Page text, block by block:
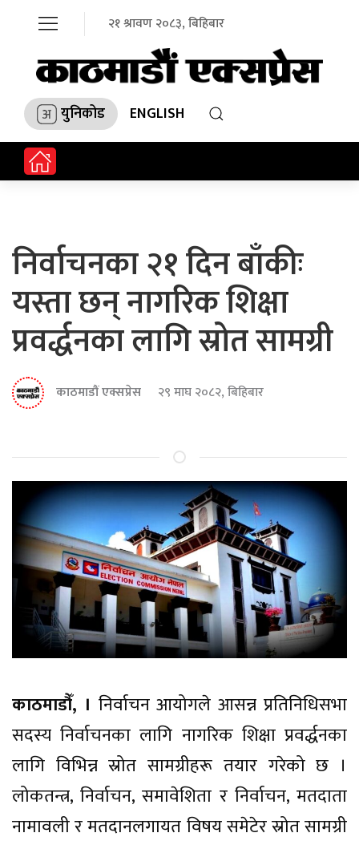
२१ श्रावण २०८३, बिहिबार
युनिकोड ENGLISH
निर्वाचनका २१ दिन बाँकीः
यस्ता छन् नागरिक शिक्षा
प्रवर्द्धनका लागि स्रोत सामग्री
काठमाडौं एक्सप्रेस २९ माघ २०८२, बिहिबार
काठमाडौँ, । निर्वाचन आयोगले आसन्न प्रतिनिधिसभा
सदस्य निर्वाचनका लागि नागरिक शिक्षा प्रवर्द्धनका
लागि विभिन्न स्रोत सामग्रीहरू तयार गरेको छ ।
लोकतन्त्र, निर्वाचन, समावेशिता र निर्वाचन, मतदाता
नामावली र मतदानलगायत विषय समेटेर स्रोत सामग्री